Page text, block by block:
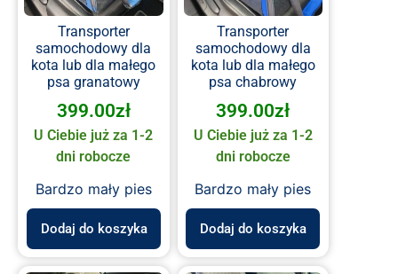
Transporter
samochodowy dla
kota lub dla małego
psa granatowy
399.00zł
U Ciebie już za 1-2
dni robocze
Bardzo mały pies
Dodaj do koszyka
Transporter
samochodowy dla
kota lub dla małego
psa chabrowy
399.00zł
U Ciebie już za 1-2
dni robocze
Bardzo mały pies
Dodaj do koszyka